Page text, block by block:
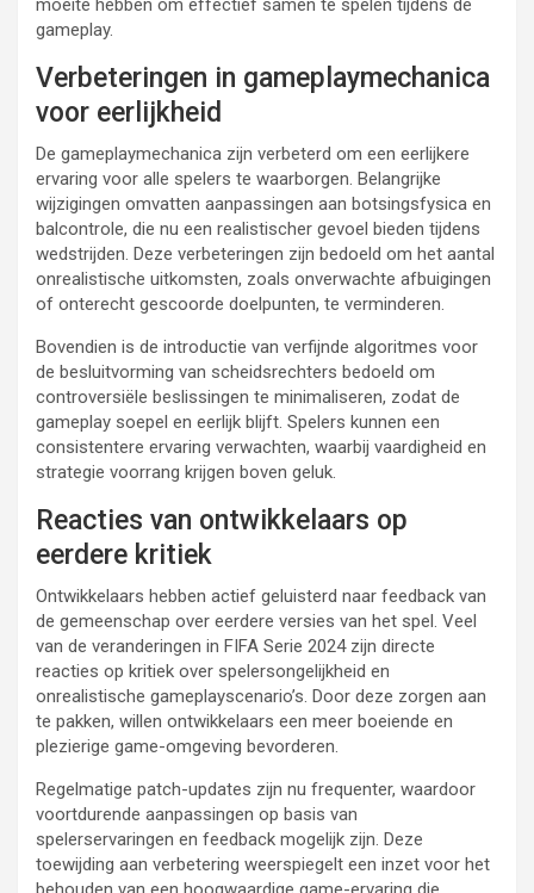
moeite hebben om effectief samen te spelen tijdens de
gameplay.
Verbeteringen in gameplaymechanica
voor eerlijkheid
De gameplaymechanica zijn verbeterd om een eerlijkere
ervaring voor alle spelers te waarborgen. Belangrijke
wijzigingen omvatten aanpassingen aan botsingsfysica en
balcontrole, die nu een realistischer gevoel bieden tijdens
wedstrijden. Deze verbeteringen zijn bedoeld om het aantal
onrealistische uitkomsten, zoals onverwachte afbuigingen
of onterecht gescoorde doelpunten, te verminderen.
Bovendien is de introductie van verfijnde algoritmes voor
de besluitvorming van scheidsrechters bedoeld om
controversiële beslissingen te minimaliseren, zodat de
gameplay soepel en eerlijk blijft. Spelers kunnen een
consistentere ervaring verwachten, waarbij vaardigheid en
strategie voorrang krijgen boven geluk.
Reacties van ontwikkelaars op
eerdere kritiek
Ontwikkelaars hebben actief geluisterd naar feedback van
de gemeenschap over eerdere versies van het spel. Veel
van de veranderingen in FIFA Serie 2024 zijn directe
reacties op kritiek over spelersongelijkheid en
onrealistische gameplayscenario’s. Door deze zorgen aan
te pakken, willen ontwikkelaars een meer boeiende en
plezierige game-omgeving bevorderen.
Regelmatige patch-updates zijn nu frequenter, waardoor
voortdurende aanpassingen op basis van
spelerservaringen en feedback mogelijk zijn. Deze
toewijding aan verbetering weerspiegelt een inzet voor het